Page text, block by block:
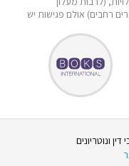
רחבים) אולם פגישות יש